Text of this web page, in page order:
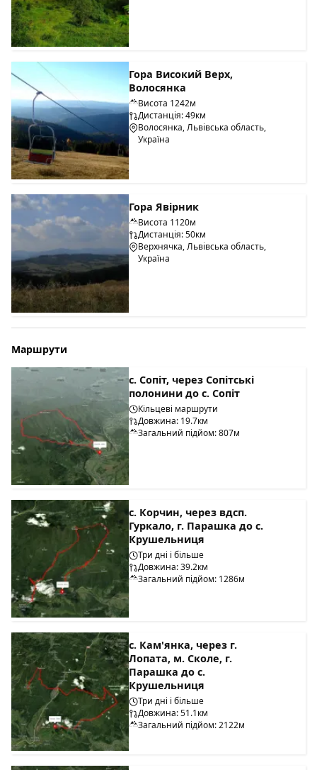
Гора Високий Верх,
Волосянка
Висота 1242м
Дистанція: 49км
Волосянка, Львівська область,
Україна
Гора Явірник
Висота 1120м
Дистанція: 50км
Верхнячка, Львівська область,
Україна
Маршрути
с. Сопіт, через Сопітські
полонини до с. Сопіт
Кільцеві маршрути
Довжина: 19.7км
Загальний підйом: 807м
с. Корчин, через вдсп.
Гуркало, г. Парашка до с.
Крушельниця
Три дні і більше
Довжина: 39.2км
Загальний підйом: 1286м
с. Кам'янка, через г.
Лопата, м. Сколе, г.
Парашка до с.
Крушельниця
Три дні і більше
Довжина: 51.1км
Загальний підйом: 2122м